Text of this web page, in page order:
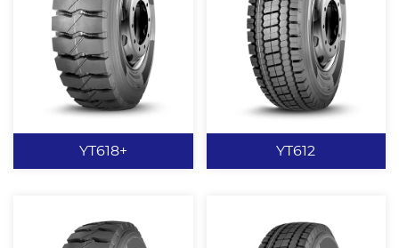
新颖的花纹设计，增加其
外观美感。 三道曲折沟设
计，适应能力强，在保证
抓地力的同时，提高胎面
横向刚性。 “V”型大角度
沟槽设计，有效防止夹石
查看更多
大块状花纹设计，赋予轮
胎优异的耐磨、耐切割、
耐撕裂性能。 加深花纹设
计，提高轮胎使用寿命。
沟底防夹石子凸台设计，
保证良好的排石性能，并
查看更多
YT618+
YT612